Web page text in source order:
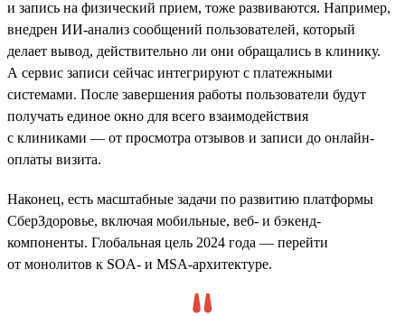
и запись на физический прием, тоже развиваются. Например,
внедрен ИИ-анализ сообщений пользователей, который
делает вывод, действительно ли они обращались в клинику.
А сервис записи сейчас интегрируют с платежными
системами. После завершения работы пользователи будут
получать единое окно для всего взаимодействия
с клиниками — от просмотра отзывов и записи до онлайн-
оплаты визита.
Наконец, есть масштабные задачи по развитию платформы
СберЗдоровье, включая мобильные, веб- и бэкенд-
компоненты. Глобальная цель 2024 года — перейти
от монолитов к SOA- и MSA-архитектуре.